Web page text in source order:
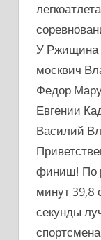
У Ржищина
москвич
Федор
Евгении
Василий
финиш! По
минут 39,8
секунды